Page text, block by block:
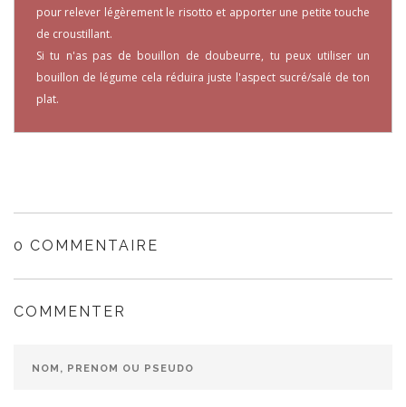
pour relever légèrement le risotto et apporter une petite touche
de croustillant.
Si tu n'as pas de bouillon de doubeurre, tu peux utiliser un
bouillon de légume cela réduira juste l'aspect sucré/salé de ton
plat.
0 COMMENTAIRE
COMMENTER